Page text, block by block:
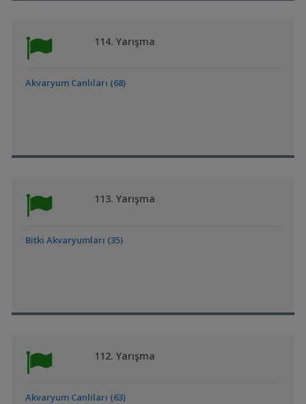
114. Yarışma
Akvaryum Canlıları (68)
113. Yarışma
Bitki Akvaryumları (35)
112. Yarışma
Akvaryum Canlıları (63)